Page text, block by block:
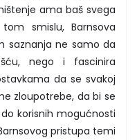
ama baš svega
smislu, Barnsova
saznanja ne samo da
nego i fascinira
da se svakoj
zloupotrebe, da bi se
korisnih mogućnosti
pristupa temi